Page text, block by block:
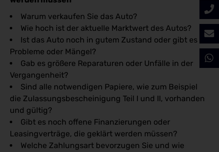
Warum verkaufen Sie das Auto?
Wie hoch ist der aktuelle Marktwert des Autos?
Ist das Auto noch in gutem Zustand oder gibt es
Probleme oder Mängel?
Gab es größere Reparaturen oder Unfälle in der
Vergangenheit?
Sind alle notwendigen Papiere, wie zum Beispiel
die Zulassungsbescheinigung Teil I und II, vorhanden
und gültig?
Gibt es noch offene Finanzierungen oder
Leasingverträge, die geklärt werden müssen?
Welche Zahlungsart bevorzugen Sie und wie